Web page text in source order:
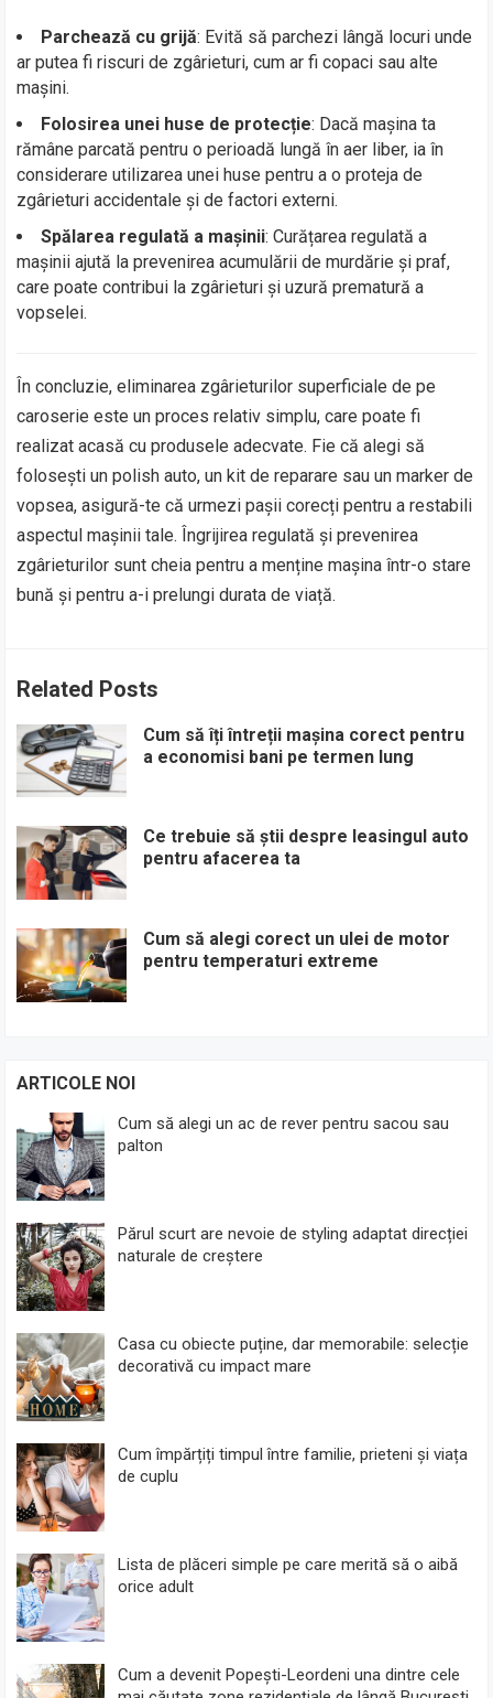
Parchează cu grijă: Evită să parchezi lângă locuri unde
ar putea fi riscuri de zgârieturi, cum ar fi copaci sau alte
mașini.
Folosirea unei huse de protecție: Dacă mașina ta
rămâne parcată pentru o perioadă lungă în aer liber, ia în
considerare utilizarea unei huse pentru a o proteja de
zgârieturi accidentale și de factori externi.
Spălarea regulată a mașinii: Curățarea regulată a
mașinii ajută la prevenirea acumulării de murdărie și praf,
care poate contribui la zgârieturi și uzură prematură a
vopselei.
În concluzie, eliminarea zgârieturilor superficiale de pe
caroserie este un proces relativ simplu, care poate fi
realizat acasă cu produsele adecvate. Fie că alegi să
folosești un polish auto, un kit de reparare sau un marker de
vopsea, asigură-te că urmezi pașii corecți pentru a restabili
aspectul mașinii tale. Îngrijirea regulată și prevenirea
zgârieturilor sunt cheia pentru a menține mașina într-o stare
bună și pentru a-i prelungi durata de viață.
Related Posts
Cum să îți întreții mașina corect pentru
a economisi bani pe termen lung
Ce trebuie să știi despre leasingul auto
pentru afacerea ta
Cum să alegi corect un ulei de motor
pentru temperaturi extreme
ARTICOLE NOI
Cum să alegi un ac de rever pentru sacou sau
palton
Părul scurt are nevoie de styling adaptat direcției
naturale de creștere
Casa cu obiecte puține, dar memorabile: selecție
decorativă cu impact mare
Cum împărțiți timpul între familie, prieteni și viața
de cuplu
Lista de plăceri simple pe care merită să o aibă
orice adult
Cum a devenit Popești-Leordeni una dintre cele